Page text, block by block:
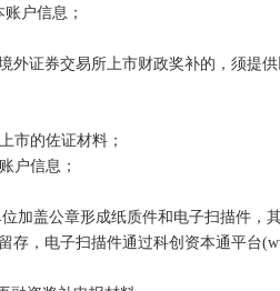
户信息；
证券交易所上市财政奖补的，须提供
的佐证材料；
户信息；
盖公章形成纸质件和电子扫描件，
存，电子扫描件通过科创资本通平台